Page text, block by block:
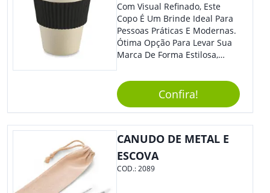
Com Visual Refinado, Este
Copo É Um Brinde Ideal Para
Pessoas Práticas E Modernas.
Ótima Opção Para Levar Sua
Marca De Forma Estilosa,
Empresa Em Eventos,
Reuniões Corporativas Ou Até
Mesmo Para Presentear
Colaboradores.
Confira!
CANUDO DE METAL E
ESCOVA
COD.:2089